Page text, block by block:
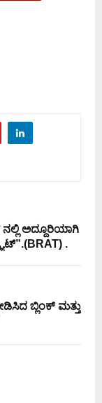
ನಲ್ಲಿ ಅದ್ದೂರಿಯಾಗಿ
.
ಬ್ಲಿಂಕ್ ಮತ್ತು